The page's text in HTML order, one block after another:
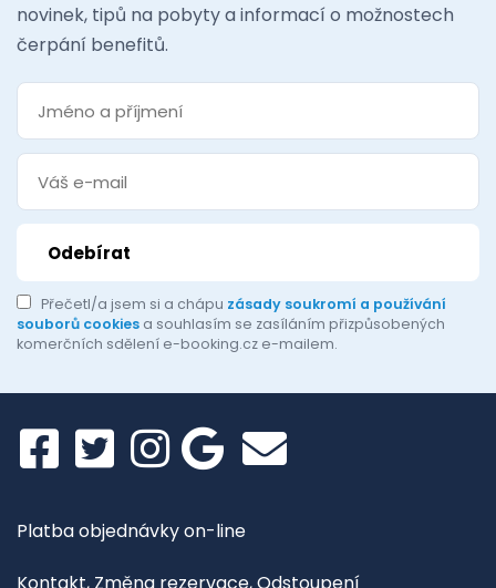
novinek, tipů na pobyty a informací o možnostech
čerpání benefitů.
Přečetl/a jsem si a chápu zásady soukromí a používání
souborů cookies a souhlasím se zasíláním přizpůsobených
komerčních sdělení e-booking.cz e-mailem.
Platba objednávky on-line